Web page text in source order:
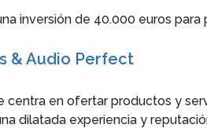
inversión de 40.000 euros
& Audio Perfect
centra en ofertar productos y
dilatada experiencia y